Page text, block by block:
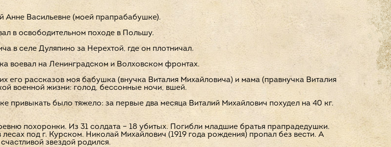
Анне Васильевне (моей прапрабабушке).
в освободительном походе в Польшу.
в селе Дуляпино за Нерехтой, где он плотничал.
воевал на Ленинградском и Волховском фронтах.
его рассказов моя бабушка (внучка Виталия Михайловича) и мама (правнучка Виталия
военной жизни: голод, бессонные ночи, вшей.
привыкать было тяжело: за первые два месяца Виталий Михайлович похудел на 40 кг.
похоронки. Из 31 солдата – 18 убитых. Погибли младшие братья прапрадедушки.
под г. Курском. Николай Михайлович (1919 года рождения) пропал без вести. А
звездой родился.